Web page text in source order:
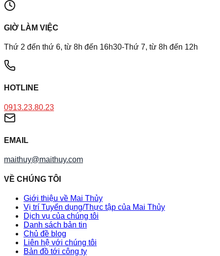
GIỜ LÀM VIỆC
Thứ 2 đến thứ 6, từ 8h đến 16h30-Thứ 7, từ 8h đến 12h
HOTLINE
0913.23.80.23
EMAIL
maithuy@maithuy.com
VỀ CHÚNG TÔI
Giới thiệu về Mai Thủy
Vị trí Tuyển dụng/Thực tập của Mai Thủy
Dịch vụ của chúng tôi
Danh sách bản tin
Chủ đề blog
Liên hệ với chúng tôi
Bản đồ tới công ty